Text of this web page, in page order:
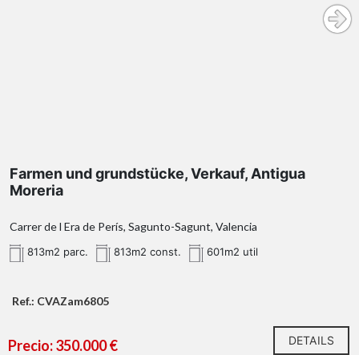
Farmen und grundstücke, Verkauf, Antigua
Moreria
Carrer de l Era de Perís, Sagunto-Sagunt, Valencia
813m2 parc. 813m2 const. 601m2 util
Ref.: CVAZam6805
Precio: 350.000 € DETAILS